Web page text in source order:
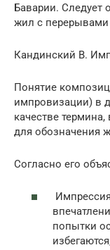
Баварии. Следует
жил с перерывами
Кандинский В.
Понятие
импровизации) в
качестве
для обозначения
Согласно его
попытки